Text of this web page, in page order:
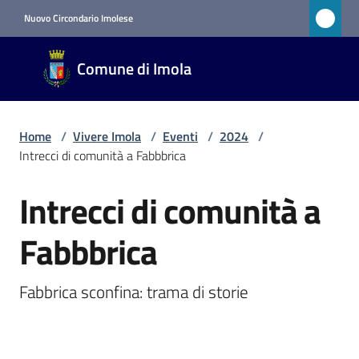
Nuovo Circondario Imolese
Comune di Imola
Comune
di Imola
RETE
Novità
Home / Vivere Imola / Eventi / 2024 /
Intrecci di comunità a Fabbbrica
Salta al contenuto
Intrecci di comunità a
Fabbbrica
Fabbrica sconfina: trama di storie